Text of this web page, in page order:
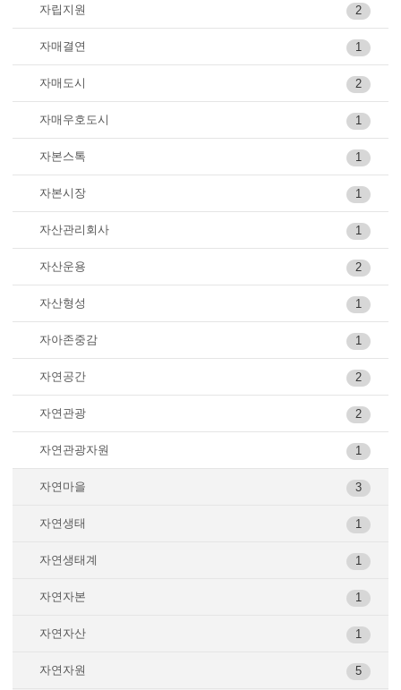
2
자립지원
1
자매결연
2
자매도시
1
자매우호도시
1
자본스톡
1
자본시장
1
자산관리회사
2
자산운용
1
자산형성
1
자아존중감
2
자연공간
2
자연관광
1
자연관광자원
3
자연마을
1
자연생태
1
자연생태계
1
자연자본
1
자연자산
5
자연자원